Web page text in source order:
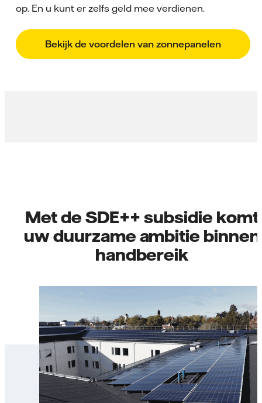
op. En u kunt er zelfs geld mee verdienen.
Bekijk de voordelen van zonnepanelen
Met de SDE++ subsidie komt
uw duurzame ambitie binnen
handbereik